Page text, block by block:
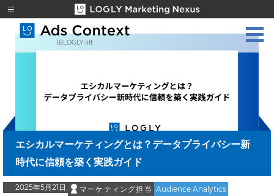
旧LOGLY lift
エシカルマーケティングとは？データプライバシー新
時代に信頼を築く実践ガイド
2025年5月21日 マーケティング担当 Audience Analytics